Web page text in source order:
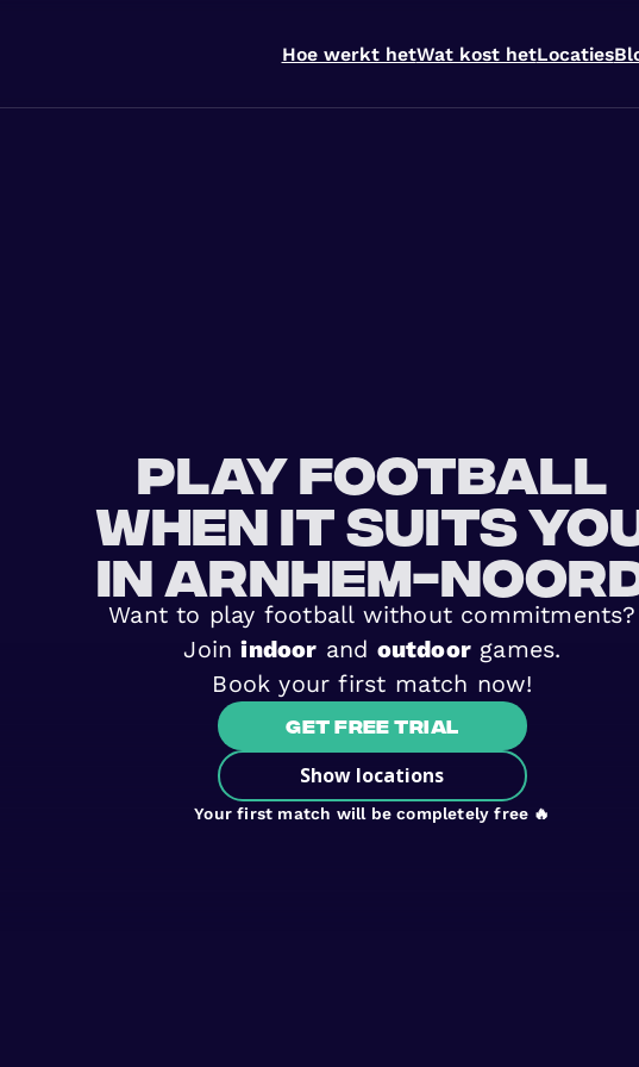
Hoe werkt hetWat kost hetLocaties
Play football
when it suits
in Arnhem-
Want to play football without commitments?
Joinindoor and outdoor games.
Book your first match now!
Get free trial
Show locations
Your first match will be completely free 🔥